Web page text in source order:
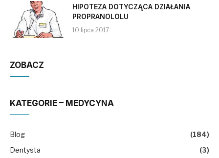
HIPOTEZA DOTYCZĄCA DZIAŁANIA
PROPRANOLOLU
10 lipca 2017
ZOBACZ
KATEGORIE – MEDYCYNA
Blog
(184)
Dentysta
(3)